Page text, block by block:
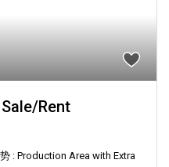
Rent
: Production Area with Extra